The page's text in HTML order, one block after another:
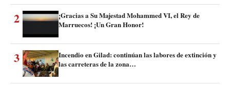
2
¡Gracias a Su Majestad Mohammed VI, el Rey de
Marruecos! ¡Un Gran Honor!
3
Incendio en Gilad: continúan las labores de extinción y
las carreteras de la zona…